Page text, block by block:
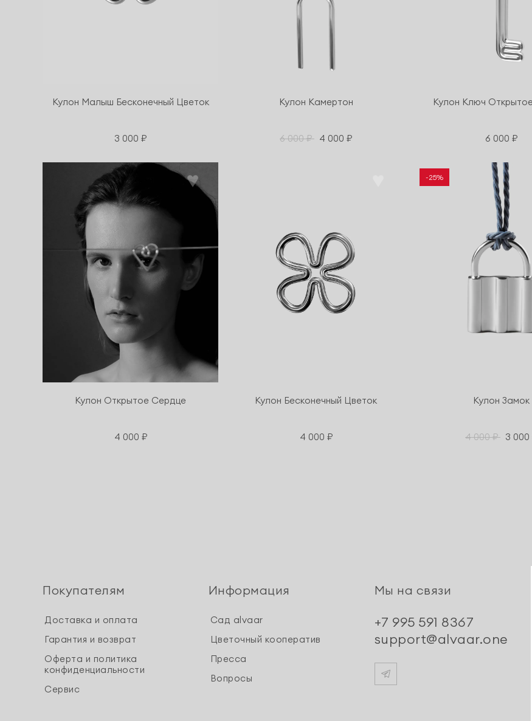
Кулон Малыш Бесконечный Цветок
3 000 ₽
Кулон Камертон
6 000 ₽ 4 000 ₽
Кулон Ключ
6 000 ₽
Кулон Открытое Сердце
4 000 ₽
Кулон Бесконечный Цветок
4 000 ₽
-25%
Кулон Замок
4 000 ₽ 3 000
Покупателям
Доставка и оплата
Гарантия и возврат
Оферта и политика
конфиденциальности
Сервис
Информация
Сад alvaar
Цветочный кооператив
Пресса
Вопросы
Мы на связи
+7 995 591 8367
support@alvaar.one